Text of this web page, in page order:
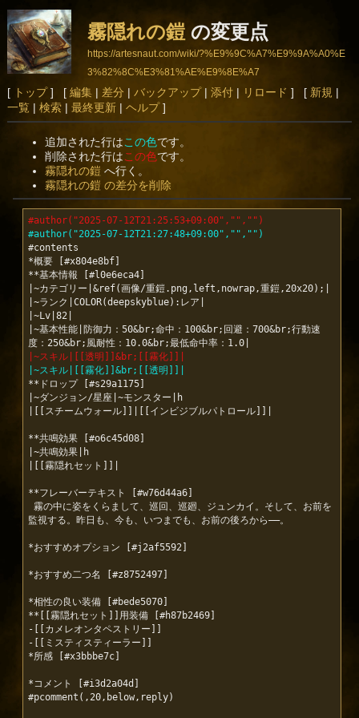
霧隠れの鎧の変更点
https://artesnaut.com/wiki/?%E9%9C%A7%E9%9A%A0%E
3%82%8C%E3%81%AE%E9%8E%A7
[ トップ] [ 編集| 差分 | バックアップ| 添付| リロード ] [ 新規 |
一覧| 検索| 最終更新| ヘルプ]
追加された行はこの色です。
削除された行はこの色です。
霧隠れの鎧 へ行く。
霧隠れの鎧 の差分を削除
#author("2025-07-12T21:25:53+09:00","","")
#author("2025-07-12T21:27:48+09:00","","")
#contents
*概要 [#x804e8bf]
**基本情報 [#l0e6eca4]
|~カテゴリー|&ref(画像/重鎧.png,left,nowrap,重鎧,20x20);|
|~ランク|COLOR(deepskyblue):レア|
|~Lv|82|
|~基本性能|防御力：50&br;命中：100&br;回避：700&br;行動速
|~スキル|[[透明]]&br;[[霧化]]|
|~スキル|[[霧化]]&br;[[透明]]|
**ドロップ [#s29a1175]
|~ダンジョン/星座|~モンスター|h
|[[スチームウォール]]|[[インビジブルパトロール]]|
**共鳴効果 [#o6c45d08]
|~共鳴効果|h
|[[霧隠れセット]]|
**フレーバーテキスト [#w76d44a6]
監視する。昨日も、今も、いつまでも、お前の後ろから——。
*おすすめオプション [#j2af5592]
*おすすめ二つ名 [#z8752497]
*相性の良い装備 [#bede5070]
**[[霧隠れセット]]用装備 [#h87b2469]
-[[カメレオンタペストリー]]
-[[ミスティスティーラー]]
*所感 [#x3bbbe7c]
*コメント [#i3d2a04d]
#pcomment(,20,below,reply)